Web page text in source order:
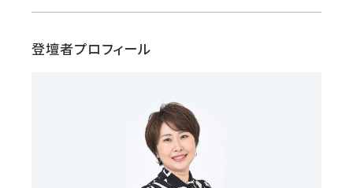
登壇者プロフィール